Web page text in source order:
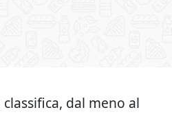
dal meno al